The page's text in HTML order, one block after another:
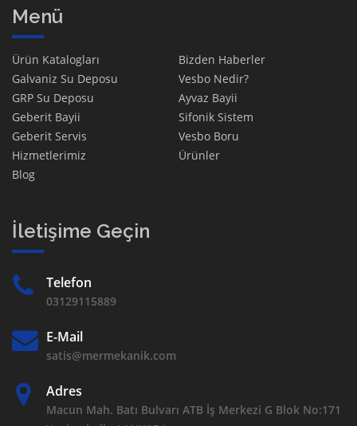
Menü
Ürün Katalogları
Bizden Haberler
Galvaniz Su Deposu
Vesbo Nedir?
GRP Su Deposu
Ayvaz Bayii
Geberit Bayii
Sifonik Sistem
Geberit Servis
Vesbo Boru
Hizmetlerimiz
Ürünler
Blog
İletişime Geçin
Telefon
03129115889
E-Mail
satis@mermekanik.com
Adres
Macun Mah. Batı Bulvarı ATB İş Merkezi G Blok No:171